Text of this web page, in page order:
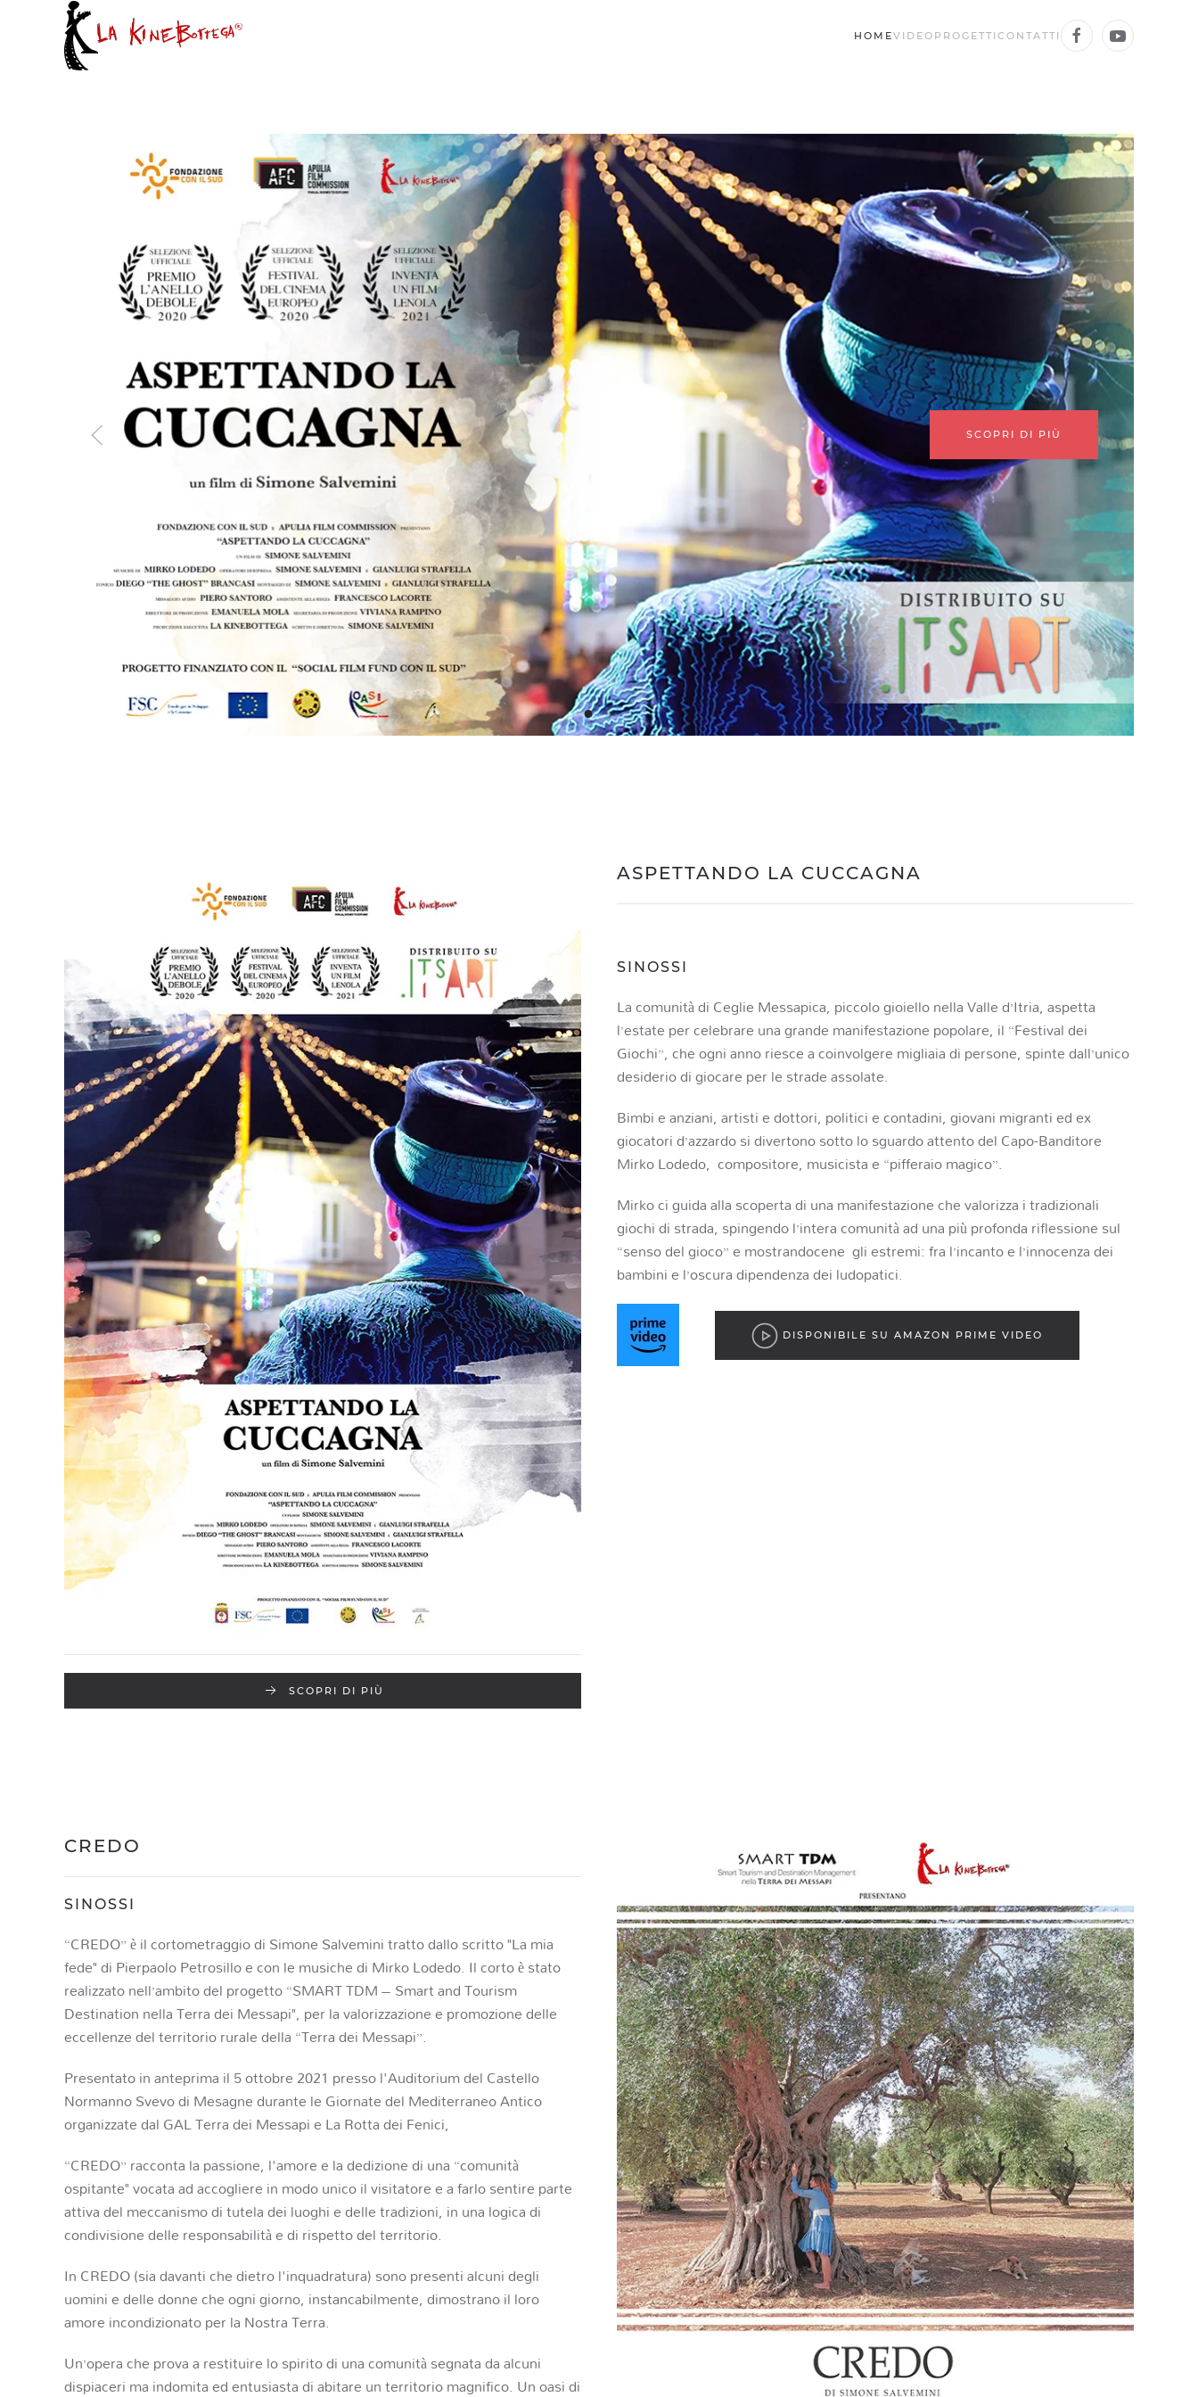
HOMEVIDEO PROGETTI CONTATTI
SCOPRI DI PIÙ
ASPETTANDO LA CUCCAGNA
SINOSSI
La comunità di Ceglie Messapica, piccolo gioiello nella Valle d’Itria, aspetta
l’estate per celebrare una grande manifestazione popolare, il “Festival dei
Giochi”, che ogni anno riesce a coinvolgere migliaia di persone, spinte dall’unico
desiderio di giocare per le strade assolate.
Bimbi e anziani, artisti e dottori, politici e contadini, giovani migranti ed ex
giocatori d’azzardo si divertono sotto lo sguardo attento del Capo-Banditore
Mirko Lodedo, compositore, musicista e “pifferaio magico”.
Mirko ci guida alla scoperta di una manifestazione che valorizza i tradizionali
giochi di strada, spingendo l’intera comunità ad una più profonda riflessione sul
“senso del gioco” e mostrandocene gli estremi: fra l’incanto e l’innocenza dei
bambini e l’oscura dipendenza dei ludopatici.
DISPONIBILE SU AMAZON PRIME VIDEO
SCOPRI DI PIÙ
CREDO
SINOSSI
“CREDO” è il cortometraggio di Simone Salvemini tratto dallo scritto "La mia
fede" di Pierpaolo Petrosillo e con le musiche di Mirko Lodedo. Il corto è stato
realizzato nell’ambito del progetto “SMART TDM – Smart and Tourism
Destination nella Terra dei Messapi", per la valorizzazione e promozione delle
eccellenze del territorio rurale della “Terra dei Messapi”.
Presentato in anteprima il 5 ottobre 2021 presso l'Auditorium del Castello
Normanno Svevo di Mesagne durante le Giornate del Mediterraneo Antico
organizzate dal GAL Terra dei Messapi e La Rotta dei Fenici,
“CREDO” racconta la passione, l'amore e la dedizione di una “comunità
ospitante" vocata ad accogliere in modo unico il visitatore e a farlo sentire parte
attiva del meccanismo di tutela dei luoghi e delle tradizioni, in una logica di
condivisione delle responsabilità e di rispetto del territorio.
In CREDO (sia davanti che dietro l'inquadratura) sono presenti alcuni degli
uomini e delle donne che ogni giorno, instancabilmente, dimostrano il loro
amore incondizionato per la Nostra Terra.
Un’opera che prova a restituire lo spirito di una comunità segnata da alcuni
dispiaceri ma indomita ed entusiasta di abitare un territorio magnifico. Un oasi di